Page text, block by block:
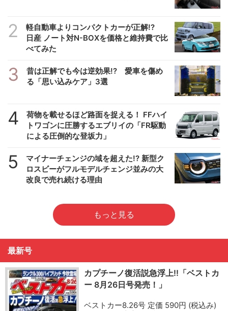
2
軽自動車よりコンパクトカーが正解!?
日産 ノート対N-BOXを価格と維持費で比
べてみた
3
昔は正解でも今は逆効果!? 愛車を傷め
る「思い込みケア」3選
4
荷物を載せるほど路面を捉える！ FFハイ
トワゴンに圧勝するエブリイの「FR駆動
による圧倒的な登坂力」
5
マイナーチェンジの域を超えた!? 新型ク
ロスビーがフルモデルチェンジ並みの大
改良で売れ続ける理由
もっと見る
最新号
カプチーノ復活説急浮上!!「ベストカ
ー 8月26日号発売！」
ベストカー8.26号 定価 590円 (税込み)